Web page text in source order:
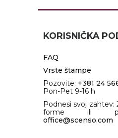
TEHNOLOGIJA
OLOVKE
PRIVESCI & ALATI
TORBE & PUTOVANJE
KORISNIČKA
FAQ
Vrste štampe
Pozovite: +381 24
Pon-Pet 9-16 h
Podnesi svoj
forme ili
office@scenso.com